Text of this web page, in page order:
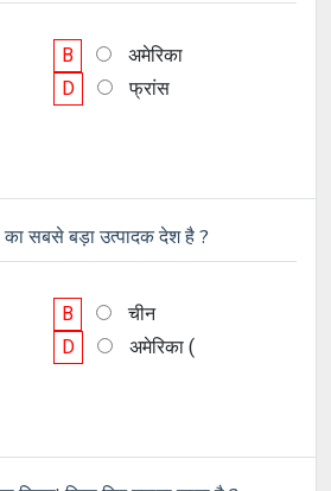
B
अमेरिका
D फ्रांस
का सबसे बड़ा उत्पादक देश है ?
B
चीन
D अमेरिका (